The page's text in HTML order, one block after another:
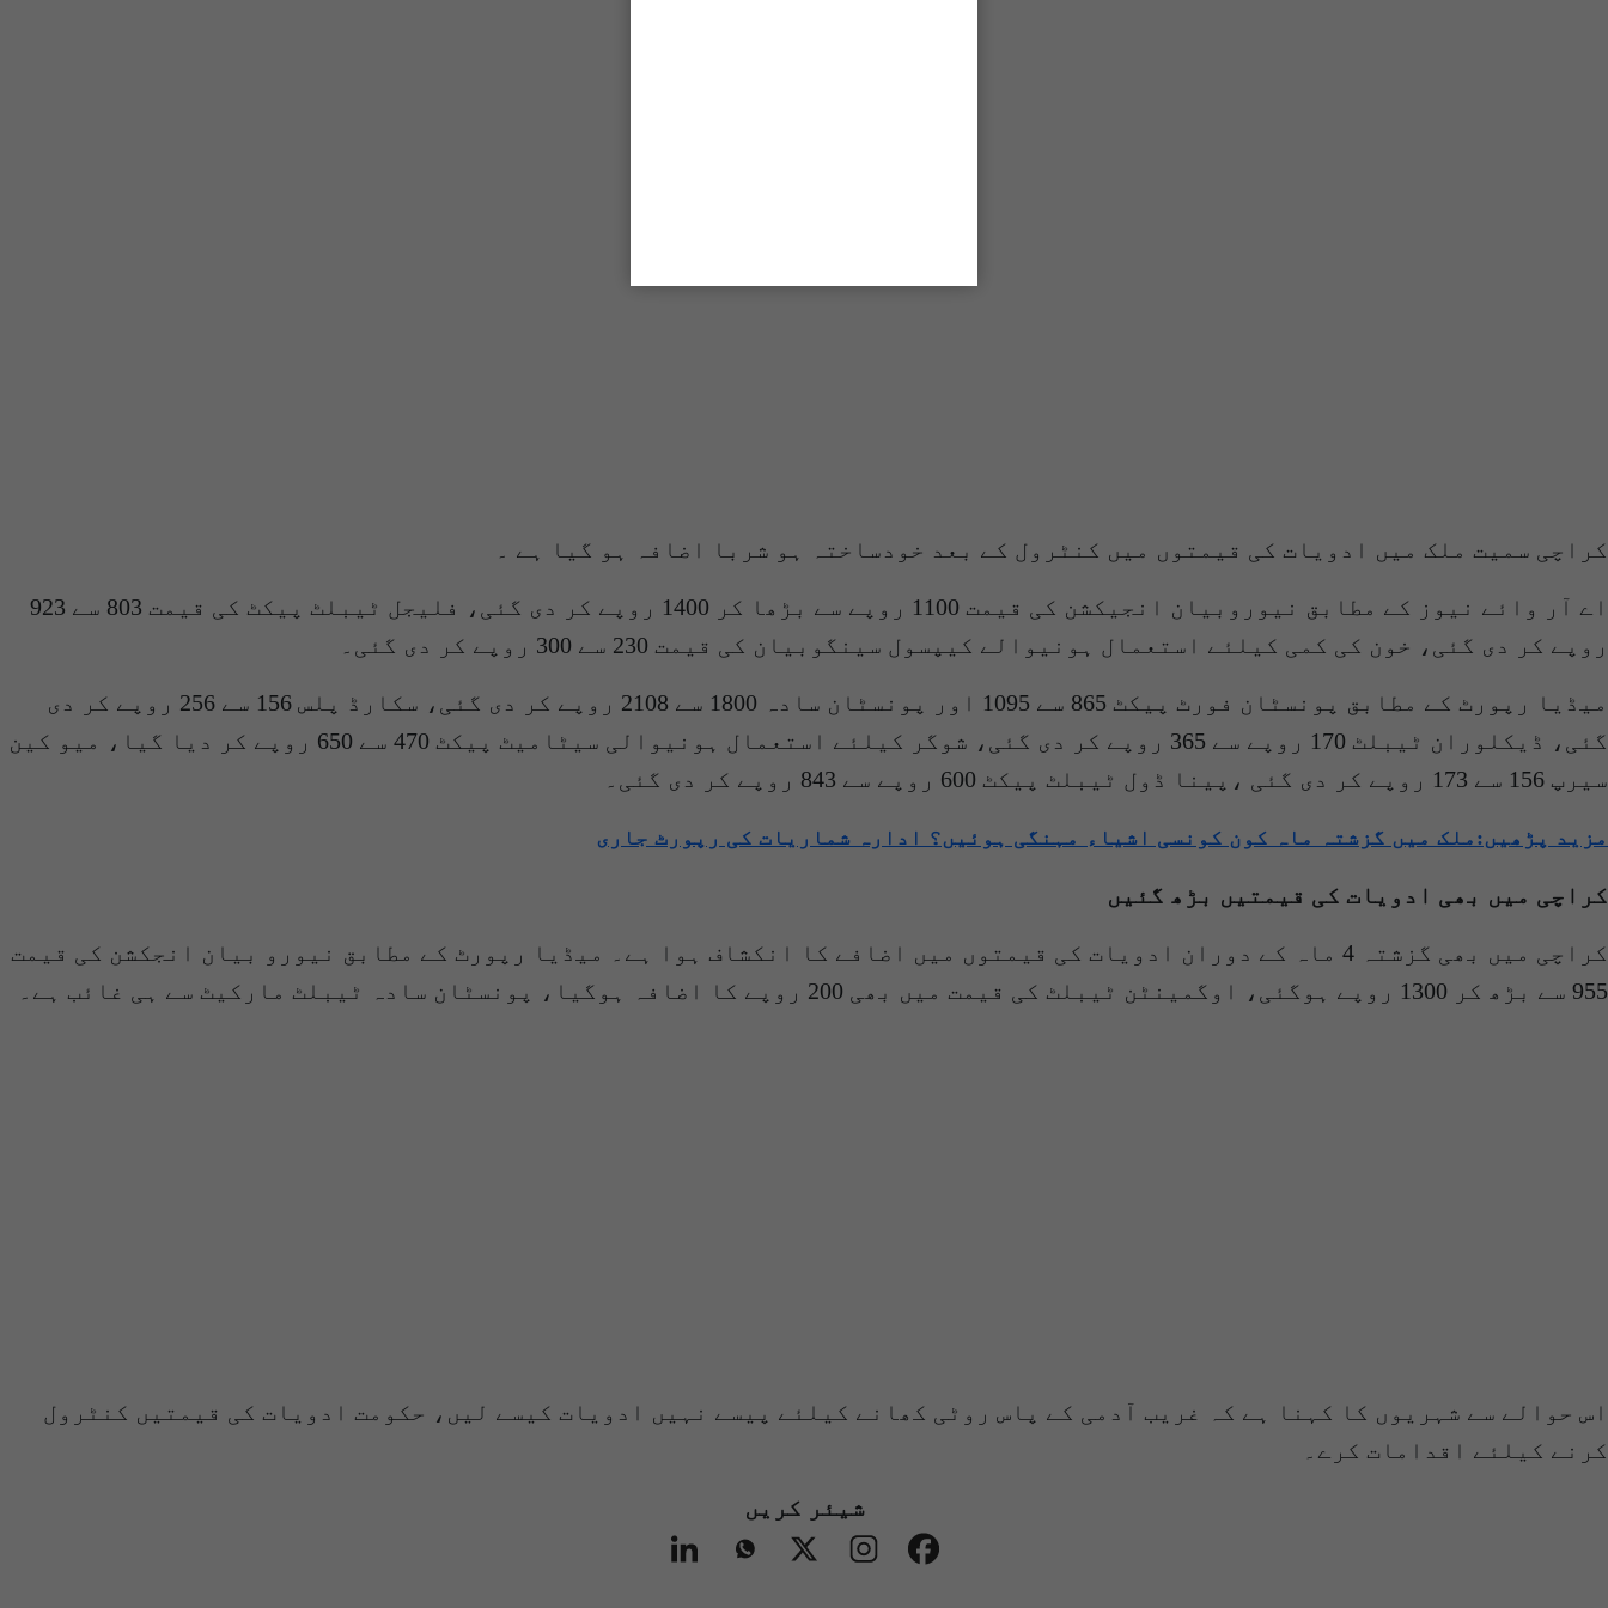
کراچی سمیت ملک میں ادویات کی قیمتوں میں کنٹرول کے بعد خودساختہ ہو شربا اضافہ ہو گیا ہے ۔
اے آر وائے نیوز کے مطابق نیوروبیان انجیکشن کی قیمت 1100 روپے سے بڑھا کر 1400 روپے کر دی گئی، فلیجل ٹیبلٹ پیکٹ کی قیمت 803 سے 923
روپے کر دی گئی، خون کی کمی کیلئے استعمال ہونیوالے کیپسول سینگوبیان کی قیمت 230 سے 300 روپے کر دی گئی۔
میڈیا رپورٹ کے مطابق پونسٹان فورٹ پیکٹ 865 سے 1095 اور پونسٹان سادہ 1800 سے 2108 روپے کر دی گئی، سکارڈ پلس 156 سے 256 روپے کر دی
گئی، ڈیکلوران ٹیبلٹ 170 روپے سے 365 روپے کر دی گئی، شوگر کیلئے استعمال ہونیوالی سیٹامیٹ پیکٹ 470 سے 650 روپے کر دیا گیا، میو کین
سیرپ 156 سے 173 روپے کر دی گئی ،پینا ڈول ٹیبلٹ پیکٹ 600 روپے سے 843 روپے کر دی گئی۔
مزید پڑھیں:ملک میں گزشتہ ماہ کون کونسی اشیاء مہنگی ہوئیں؟ ادارہ شماریات کی رپورٹ جاری
کراچی میں بھی ادویات کی قیمتیں بڑھ گئیں
کراچی میں بھی گزشتہ 4 ماہ کے دوران ادویات کی قیمتوں میں اضافے کا انکشاف ہوا ہے۔ میڈیا رپورٹ کے مطابق نیورو بیان انجکشن کی قیمت
955 سے بڑھ کر 1300 روپے ہوگئی، اوگمینٹن ٹیبلٹ کی قیمت میں بھی 200 روپے کا اضافہ ہوگیا، پونسٹان سادہ ٹیبلٹ مارکیٹ سے ہی غائب ہے۔
اس حوالے سے شہریوں کا کہنا ہے کہ غریب آدمی کے پاس روٹی کھانے کیلئے پیسے نہیں ادویات کیسے لیں، حکومت ادویات کی قیمتیں کنٹرول
کرنے کیلئے اقدامات کرے۔
شیئر کریں